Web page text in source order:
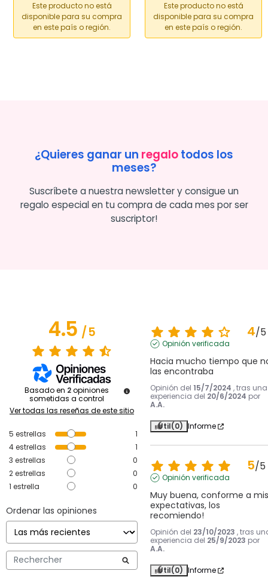
Este producto no está
disponible para su compra
en este país o región.
Este producto no está
disponible para su compra
en este país o región.
¿Quieres ganar un regalotodos los
meses?
Suscríbete a nuestra newsletter y consigue un
regalo especial en tu compra de cada mes por ser
suscriptor!
4.5/5
Basado en 2 opiniones
sometidas a control
Ver todas las reseñas de este sitio
5 estrellas
1
4estrellas
1
3 estrellas
0
2estrellas
0
1 estrella 0
Ordenar las opiniones
4/5
Opinión verificada
Hacia mucho tiempo que
las encontraba
Opinión del 15/7/2024 , tras una
experiencia del 20/6/2024 por
A.A.
Útil(0) Informe
5/5
Opinión verificada
Muy buena, conforme a mis
expectativas, los
recomiendo!
Opinión del 23/10/2023 , tras
experiencia del 25/9/2023 por
A.A.
Útil(0) Informe